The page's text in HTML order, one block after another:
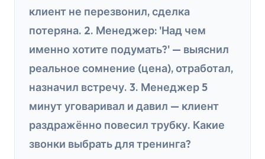
клиент не перезвонил, сделка
потеряна. 2. Менеджер: 'Над чем
именно хотите подумать?' — выяснил
реальное сомнение (цена), отработал,
назначил встречу. 3. Менеджер 5
минут уговаривал и давил — клиент
раздражённо повесил трубку. Какие
звонки выбрать для тренинга?